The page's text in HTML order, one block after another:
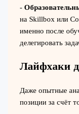
-
на Skillbox или
именно после
делегировать
Лайфхаки
Даже опытные
позиции за счёт